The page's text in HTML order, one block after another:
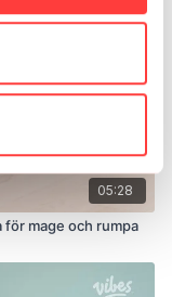
05:28
för mage och rumpa